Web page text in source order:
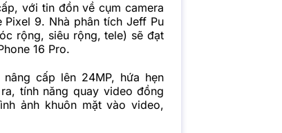
với tin đồn về cụm camera
9. Nhà phân tích Jeff Pu
rộng, siêu rộng, tele) sẽ đạt
16 Pro.
cấp lên 24MP, hứa hẹn
tính năng quay video đồng
ảnh khuôn mặt vào video,